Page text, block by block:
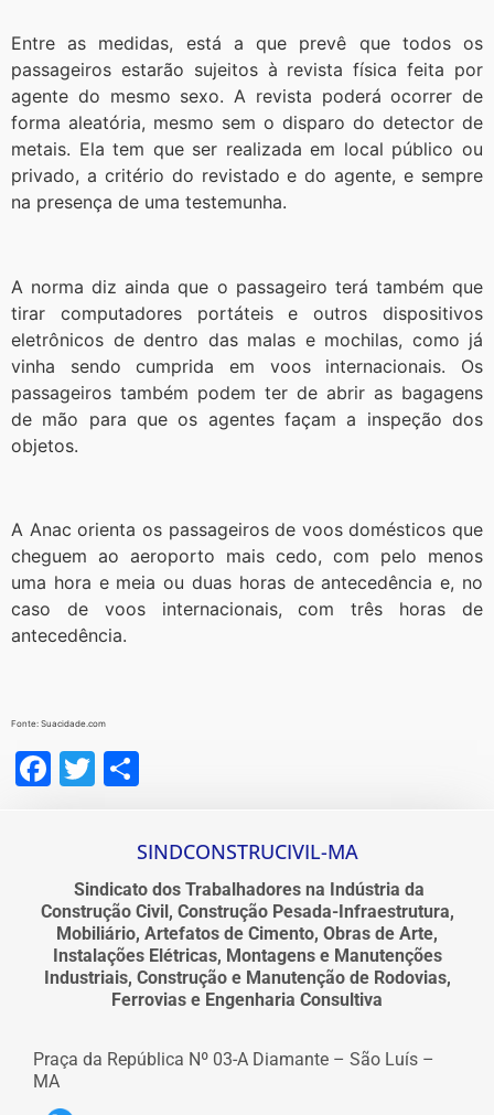
Entre as medidas, está a que prevê que todos os
passageiros estarão sujeitos à revista física feita por
agente do mesmo sexo. A revista poderá ocorrer de
forma aleatória, mesmo sem o disparo do detector de
metais. Ela tem que ser realizada em local público ou
privado, a critério do revistado e do agente, e sempre
na presença de uma testemunha.
A norma diz ainda que o passageiro terá também que
tirar computadores portáteis e outros dispositivos
eletrônicos de dentro das malas e mochilas, como já
vinha sendo cumprida em voos internacionais. Os
passageiros também podem ter de abrir as bagagens
de mão para que os agentes façam a inspeção dos
objetos.
A Anac orienta os passageiros de voos domésticos que
cheguem ao aeroporto mais cedo, com pelo menos
uma hora e meia ou duas horas de antecedência e, no
caso de voos internacionais, com três horas de
antecedência.
Fonte: Suacidade.com
Facebook
Twitter
SINDCONSTRUCIVIL-MA
Sindicato dos Trabalhadores na Indústria da
Construção Civil, Construção Pesada-Infraestrutura,
Mobiliário, Artefatos de Cimento, Obras de Arte,
Instalações Elétricas, Montagens e Manutenções
Industriais, Construção e Manutenção de Rodovias,
Ferrovias e Engenharia Consultiva
Praça da República Nº 03-A Diamante – São Luís –
MA